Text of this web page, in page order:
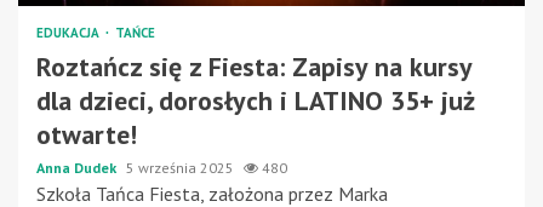
EDUKACJA TAŃCE
Roztańcz się z Fiesta: Zapisy na kursy
dla dzieci, dorosłych i LATINO 35+ już
otwarte!
Anna Dudek 5 września 2025 480
Szkoła Tańca Fiesta, założona przez Marka